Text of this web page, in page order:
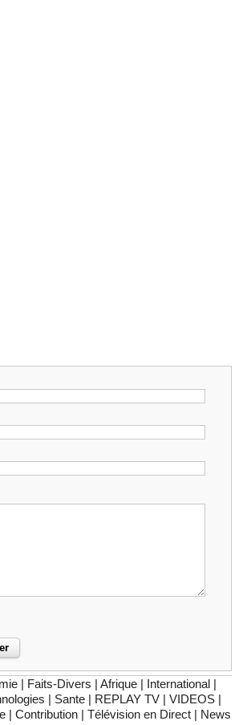
Faits-Divers Afrique International
Sante REPLAY TV VIDEOS
Contribution Télévision en Direct
News